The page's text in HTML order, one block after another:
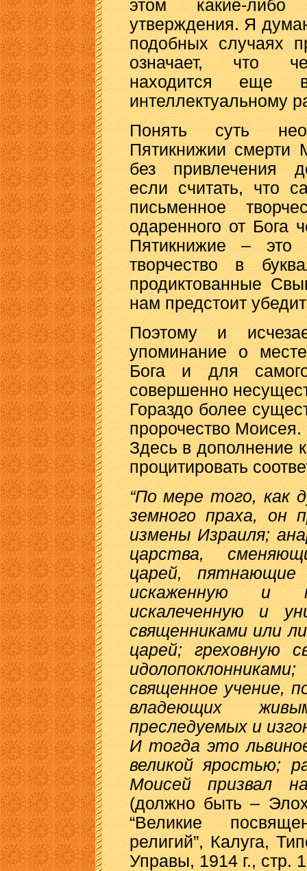
этом какие-
утверждения. Я
подобных случаях
означает, что
находится еще
интеллектуальному
Понять суть
Пятикнижии смерти
без привлечения
если считать, что
письменное
одаренного от Бога
Пятикнижие – это
творчество в
продиктованные
нам предстоит
Поэтому и
упоминание о
Бога и для
совершенно
Гораздо более
пророчество Моисея.
Здесь в дополнение
процитировать
“По мере того, как
земного праха, он
измены Израиля;
царства,
царей, пятнающие
искаженную и
искалеченную и
священниками или
царей; греховную
священное учение,
владеющих
преследуемых и
И тогда это
великой яростью;
Моисей призвал
(должно быть –
“Великие
религий”, Калуга,
Управы, 1914 г., стр.